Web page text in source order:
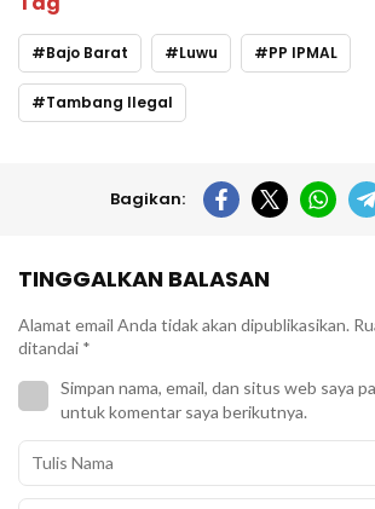
Bajo Barat Luwu PP IPMAL
Tambang Ilegal
Bagikan:
TINGGALKAN BALASAN
Alamat email Anda tidak akan dipublikasikan.
ditandai *
Simpan nama, email, dan situs web saya
untuk komentar saya berikutnya.